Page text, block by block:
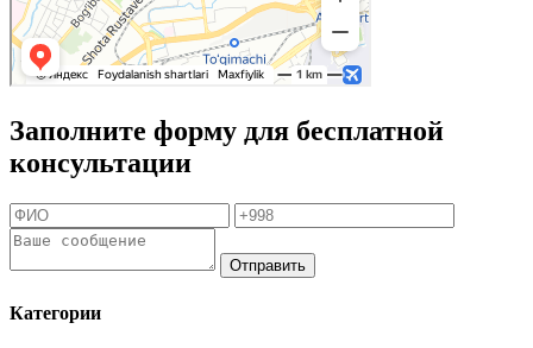
Заполните форму для бесплатной
консультации
Отправить
Категории